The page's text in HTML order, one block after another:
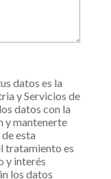
datos es la
y Servicios de
datos con la
y mantenerte
esta
tratamiento es
y interés
los datos